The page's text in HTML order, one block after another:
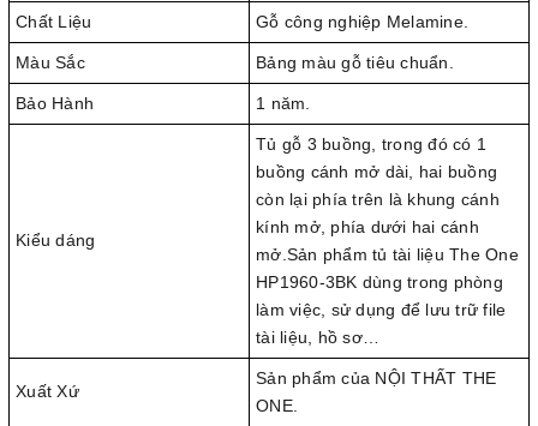
Chất Liệu Gỗ công nghiệp Melamine.
Màu Sắc Bảng màu gỗ tiêu chuẩn.
Bảo Hành 1 năm.
Kiểu dáng
Tủ gỗ 3 buồng, trong đó có 1
buồng cánh mở dài, hai buồng
còn lại phía trên là khung cánh
kính mở, phía dưới hai cánh
mở.Sản phẩm tủ tài liệu The One
HP1960-3BK dùng trong phòng
làm việc, sử dụng để lưu trữ file
tài liệu, hồ sơ…
Xuất Xứ
Sản phẩm của NỘI THẤT THE
ONE.